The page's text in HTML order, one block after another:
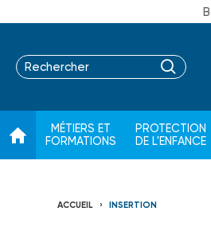
MÉTIERS ET
FORMATIONS
PROTECTION
DE L'ENFANCE
ACCUEIL INSERTION